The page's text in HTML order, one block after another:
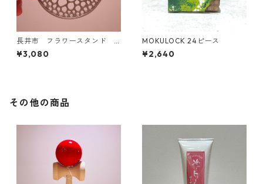
長井市 フラワースタンド
あやめの茎
¥3,080
MOKULOCK 24ピース
¥2,640
その他の商品